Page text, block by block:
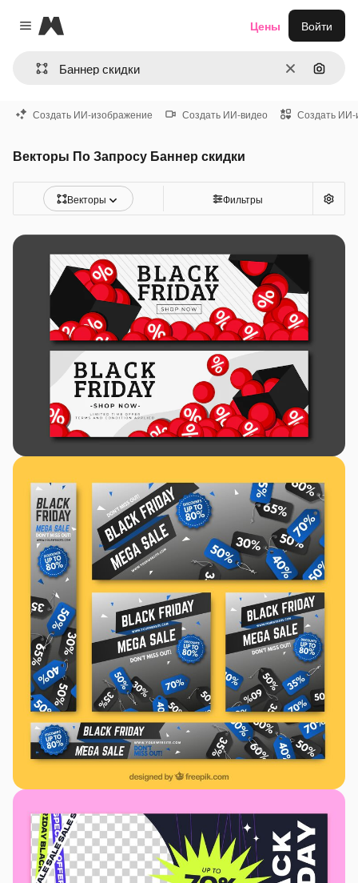
Close menu
Magnific
ОчиститьПоиск
Цены Войти
Создать ИИ-изображение Создать ИИ-видео Создать ИИ-
Векторы По Запросу Баннер скидки
Векторы Фильтры